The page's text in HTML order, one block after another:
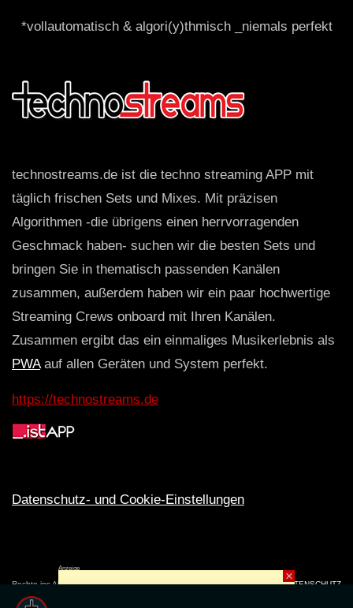
*vollautomatisch & algori(y)thmisch _niemals perfekt
technostreams.de ist die techno streaming APP mit
täglich frischen Sets und Mixes. Mit präzisen
Algorithmen -die übrigens einen herrvorragenden
Geschmack haben- suchen wir die besten Sets und
bringen Sie in thematisch passenden Kanälen
zusammen, außerdem haben wir ein paar hochwertige
Streaming Crews onboard mit Ihren Kanälen.
Zusammen ergibt das ein einmaliges Musikerlebnis als
PWAauf allen Geräten und System perfekt.
https://technostreams.de
Datenschutz- und Cookie-Einstellungen
Rechte ins All © 2024. Erstellt mitღfür die CLUBS und SZENE |Club.TV|DATENSCHUTZ
Anzeige
×